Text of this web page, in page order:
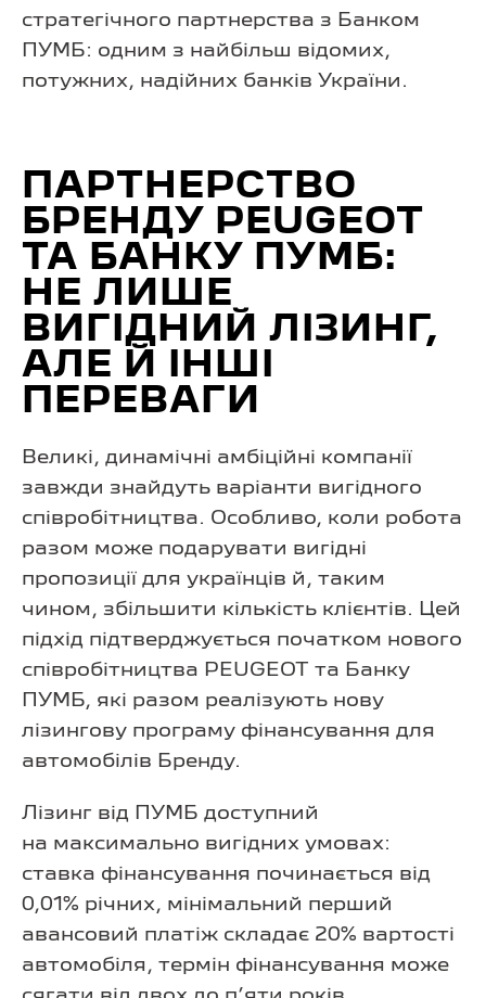
стратегічного партнерства з Банком
ПУМБ: одним з найбільш відомих,
потужних, надійних банків України.
ПАРТНЕРСТВО
БРЕНДУ PEUGEOT
ТА БАНКУ ПУМБ:
НЕ ЛИШЕ
ВИГІДНИЙ ЛІЗИНГ,
АЛЕ Й ІНШІ
ПЕРЕВАГИ
Великі, динамічні амбіційні компанії
завжди знайдуть варіанти вигідного
співробітництва. Особливо, коли робота
разом може подарувати вигідні
пропозиції для українців й, таким
чином, збільшити кількість клієнтів. Цей
підхід підтверджується початком нового
співробітництва PEUGEOT та Банку
ПУМБ, які разом реалізують нову
лізингову програму фінансування для
автомобілів Бренду.
Лізинг від ПУМБ доступний
на максимально вигідних умовах:
ставка фінансування починається від
0,01% річних, мінімальний перший
авансовий платіж складає 20% вартості
автомобіля, термін фінансування може